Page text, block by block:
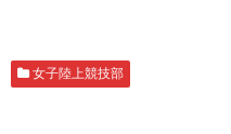
女子陸上競技部